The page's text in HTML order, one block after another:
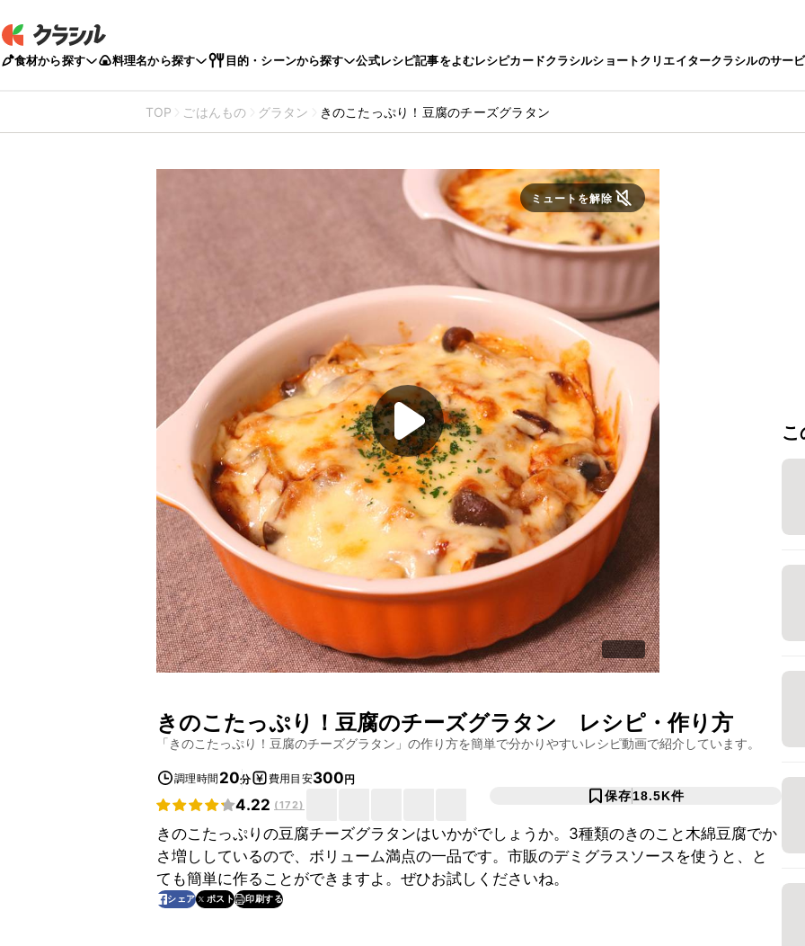
食材から探す 料理名から探す 目的・シーンから探す 公式レシピ記事をよむレシピカードクラシルショートクリエイタークラシルのサー
TOP ごはんもの グラタン きのこたっぷり！豆腐のチーズグラタン
ミュートを解除
きのこたっぷり！豆腐のチーズグラタン レシピ・作り方
「きのこたっぷり！豆腐のチーズグラタン 」の作り方を簡単で分かりやすいレシピ動画で紹介しています。
調理時間 20分 費用目安300円
4.22 (172)
保存18.5K件
きのこたっぷりの豆腐チーズグラタンはいかがでしょうか。3種類のきのこと木綿豆腐でか
さ増ししているので、ボリューム満点の一品です。市販のデミグラスソースを使うと、と
ても簡単に作ることができますよ。ぜひお試しくださいね。
シェア ポスト 印刷する